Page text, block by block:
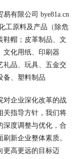
有限公司 bye81a.cn
工原料及产品（除危
鞋帽；皮革制品、文
文化用纸、印刷器
礼品、玩具、五金交
备、塑料制品
对企业深化改革的战
关指导方针，我们将
深度调整与优化，合
新企业整体素质。
更高更远的目标迈